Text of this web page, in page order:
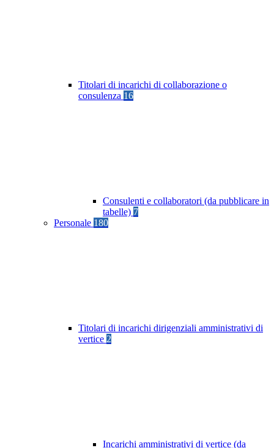
Titolari di incarichi di collaborazione o
consulenza 16
Consulenti e collaboratori (da pubblicare in
tabelle) 7
Personale 180
Titolari di incarichi dirigenziali amministrativi di
vertice 2
Incarichi amministrativi di vertice (da